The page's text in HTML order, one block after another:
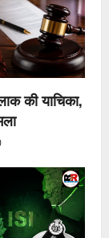
की याचिका,